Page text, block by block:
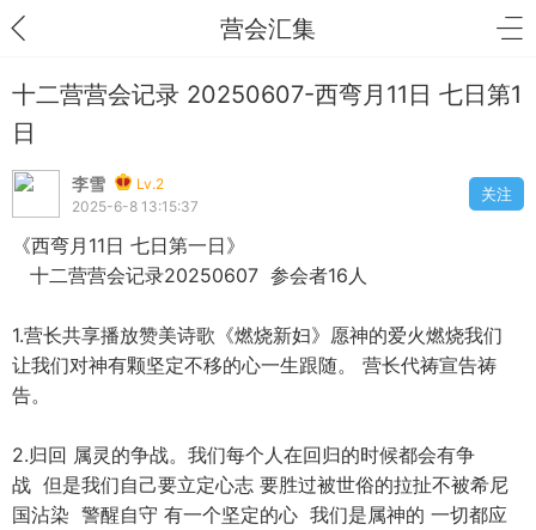
营会汇集
十二营营会记录 20250607-西弯月11日 七日第1
日
李雪
Lv.2
2025-6-8 13:15:37
关注
《西弯月11日 七日第一日》
十二营营会记录20250607 参会者16人
1.营长共享播放赞美诗歌《燃烧新妇》愿神的爱火燃烧我们
让我们对神有颗坚定不移的心一生跟随。 营长代祷宣告祷
告。
2.归回 属灵的争战。我们每个人在回归的时候都会有争
战 但是我们自己要立定心志 要胜过被世俗的拉扯不被希尼
国沾染 警醒自守 有一个坚定的心 我们是属神的 一切都应